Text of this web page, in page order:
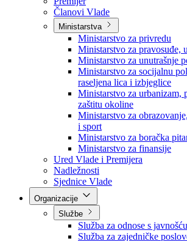
Vlada
Vlada BPK Goražde
Premijer
Članovi Vlade
Ministarstva
Ministarstvo za privredu
Ministarstvo za pravosuđe,
Ministarstvo za unutrašnje
Ministarstvo za socijalnu
raseljena lica i izbjeglice
Ministarstvo za urbanizam,
zaštitu okoline
Ministarstvo za
i sport
Ministarstvo za boračka
Ministarstvo za finansije
Ured Vlade i Premijera
Nadležnosti
Sjednice Vlade